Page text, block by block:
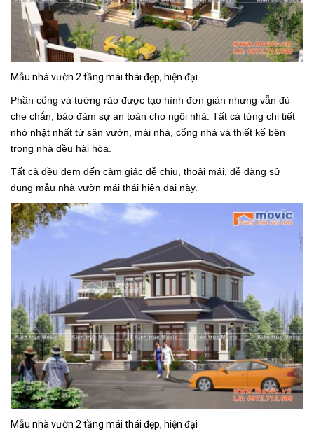
Mẫu nhà vườn 2 tầng mái thái đẹp, hiện đại
Phần cổng và tường rào được tạo hình đơn giản nhưng vẫn đủ
che chắn, bảo đảm sự an toàn cho ngôi nhà. Tất cả từng chi tiết
nhỏ nhặt nhất từ sân vườn, mái nhà, cổng nhà và thiết kế bên
trong nhà đều hài hòa.
Tất cả đều đem đến cảm giác dễ chịu, thoải mái, dễ dàng sử
dụng mẫu nhà vườn mái thái hiện đại này.
Mẫu nhà vườn 2 tầng mái thái đẹp, hiện đại